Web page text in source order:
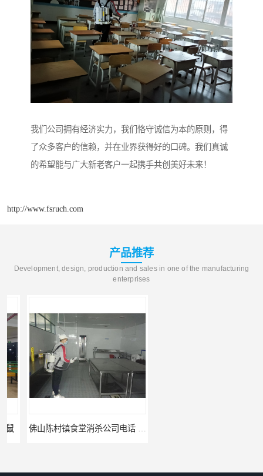
我们公司拥有经济实力，我们恪守诚信为本的原则，得
了众多客户的信赖，并在业界获得好的口碑。我们真诚
的希望能与广大新老客户一起携手共创美好未来！
http://www.fsruch.com
产品推荐
Development, design, production and sales in one of the manufacturing
enterprises
佛山陈村镇食堂消杀公司电话 陈村食堂灭鼠